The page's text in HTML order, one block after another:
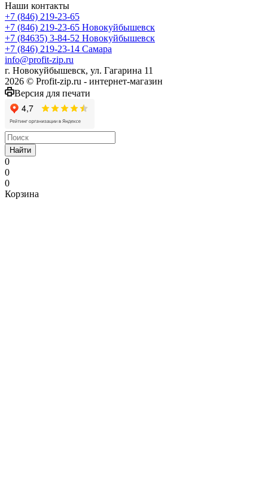
Наши контакты
+7 (846) 219-23-65
+7 (846) 219-23-65 Новокуйбышевск
+7 (84635) 3-84-52 Новокуйбышевск
+7 (846) 219-23-14 Самара
info@profit-zip.ru
г. Новокуйбышевск, ул. Гагарина 11
2026 © Profit-zip.ru - интернет-магазин
Версия для печати
Найти
0
0
0
Корзина